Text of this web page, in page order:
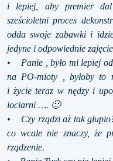
i lepiej, aby premier dal
sześcioletni proces
odda swoje zabawki i
jedyne i odpowiednie
• Panie , było mi lepiej
na PO-mioty , byłoby to
i życie teraz w nędzy i
iociarni …. 🙁
• Czy rządzi aż tak głupio?
co wcale nie znaczy, że
rządzenie.